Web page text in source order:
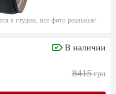
в студии, все фото реальные!
В наличии
8415грн